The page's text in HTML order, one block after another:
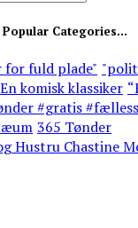
Categories...
for fuld plade"
komisk klassiker
#gratis
365 Tønder
Hustru Chastine